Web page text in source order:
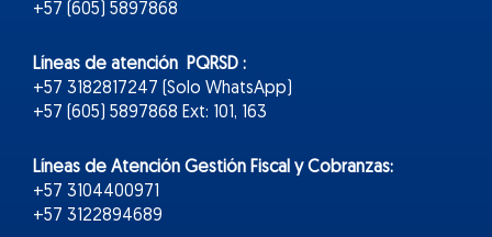
+57 (605) 5897868
Líneas de atención PQRSD :
+57 3182817247 (Solo WhatsApp)
+57 (605) 5897868 Ext: 101, 163
Líneas de Atención Gestión Fiscal y Cobranzas:
+57 3104400971
+57 3122894689